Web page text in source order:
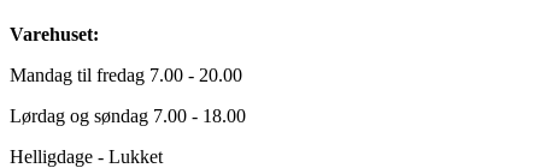
Varehuset:
Mandag til fredag 7.00 - 20.00
Lørdag og søndag 7.00 - 18.00
Helligdage - Lukket